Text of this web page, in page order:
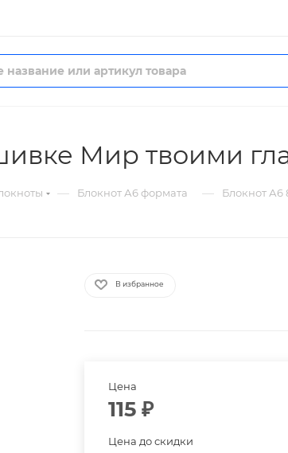
Мир твоими
— Блокнот А6 формата — Блокнот А6
В избранное
Цена
115 ₽
Цена до скидки